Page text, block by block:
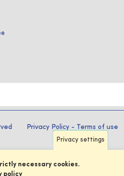
Privacy Policy - Terms of use
Privacy settings
necessary cookies.
policy